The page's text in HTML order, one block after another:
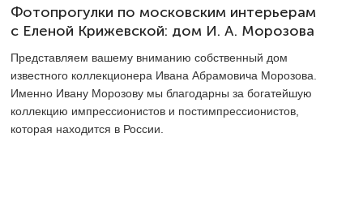
Фотопрогулки по московским интерьерам
с Еленой Крижевской: дом И. А. Морозова
Представляем вашему вниманию собственный дом
известного коллекционера Ивана Абрамовича Морозова.
Именно Ивану Морозову мы благодарны за богатейшую
коллекцию импрессионистов и постимпрессионистов,
которая находится в России.